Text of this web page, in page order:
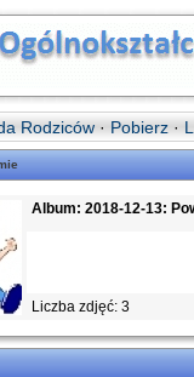
Rodziców · Pobierz ·
Album: 2018-12-13:
Liczba zdjęć: 3